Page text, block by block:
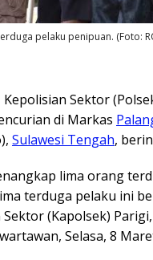
pelaku penipuan. (Foto:
Kepolisian Sektor
di Markas
Sulawesi Tengah,
lima orang
terduga pelaku ini
Sektor (Kapolsek)
Selasa, 8